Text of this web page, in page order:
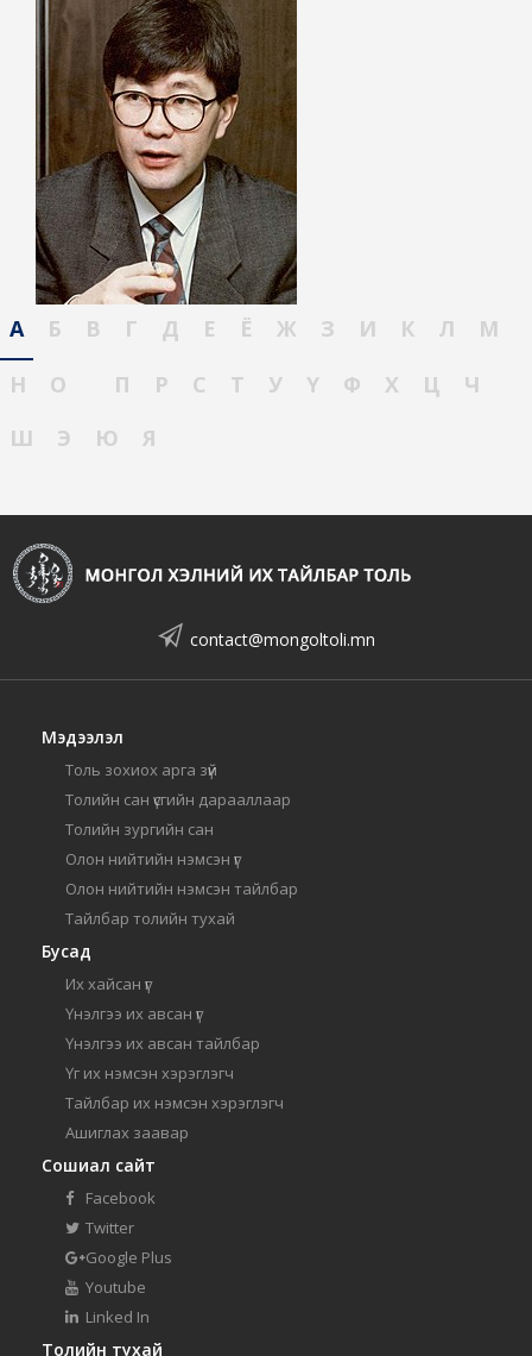
А Б В Г Д Е Ё Ж З И К Л
М
Н
О П Р С Т У Ү Ф Х Ц
Ч
Ш
Э Ю Я
contact@mongoltoli.mn
Мэдээлэл
Толь зохиох арга зүй
Толийн сан үсгийн дарааллаар
Толийн зургийн сан
Олон нийтийн нэмсэн үг
Олон нийтийн нэмсэн тайлбар
Тайлбар толийн тухай
Бусад
Их хайсан үг
Үнэлгээ их авсан үг
Үнэлгээ их авсан тайлбар
Үг их нэмсэн хэрэглэгч
Тайлбар их нэмсэн хэрэглэгч
Ашиглах заавар
Сошиал сайт
Facebook
Twitter
Google Plus
Youtube
Linked In
Толийн тухай